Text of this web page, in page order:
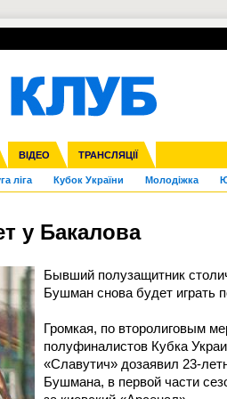
ВІДЕО ТРАНСЛЯЦІЇ
ліга Кубок України Молодіжка
Ліга націй Ліга конференцій
Франція ІншіЧЄ-2015 (U-21)
УПЛ-ПЕРЕХОДИ
у Бакалова
Бывший полузащитник
Бушман снова будет играть
Громкая, по второлиговым
полуфиналистов Кубка
«Славутич» дозаявил 23-
Бушмана, в первой части